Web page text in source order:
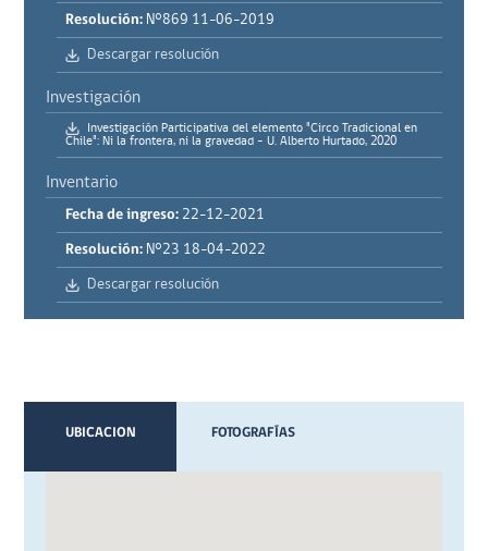
Resolución: N°869 11-06-2019
Descargar resolución
Investigación
Investigación Participativa del elemento "Circo Tradicional en
Chile": Ni la frontera, ni la gravedad - U. Alberto Hurtado, 2020
Inventario
Fecha de ingreso: 22-12-2021
Resolución: N°23 18-04-2022
Descargar resolución
UBICACION FOTOGRAFÍAS